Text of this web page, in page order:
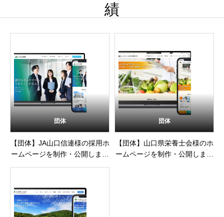
績
団体
【団体】JA山口信連様の採用ホ
ームページを制作・公開しまし
団体
【団体】山口県栄養士会様のホ
ームページを制作・公開しまし